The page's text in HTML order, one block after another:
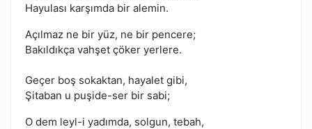
Hayulası karşımda bir alemin.
Açılmaz ne bir yüz, ne bir pencere;
Bakıldıkça vahşet çöker yerlere.
Geçer boş sokaktan, hayalet gibi,
Şitaban u puşide-ser bir sabi;
O dem leyl-i yadımda, solgun, tebah,